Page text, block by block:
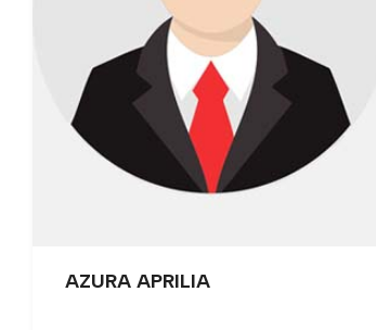
AZURA APRILIA